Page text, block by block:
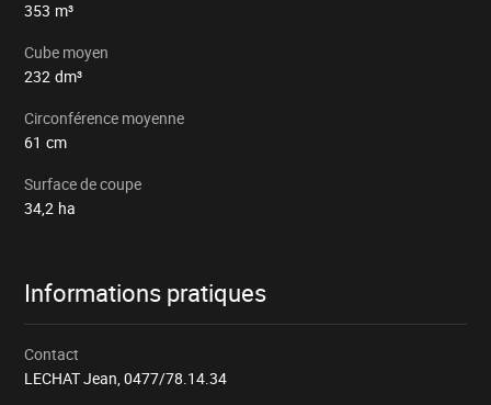
353 m³
Cube moyen
232 dm³
Circonférence moyenne
61 cm
Surface de coupe
34,2 ha
Informations pratiques
Contact
LECHAT Jean,0477/78.14.34